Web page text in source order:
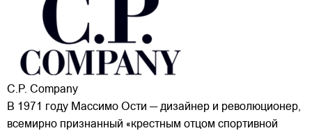
C.P. Company
В 1971 году Массимо Ости — дизайнер и революционер,
всемирно признанный «крестным отцом спортивной